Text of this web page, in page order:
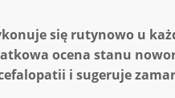
się rutynowo u
ocena stanu
i sugeruje